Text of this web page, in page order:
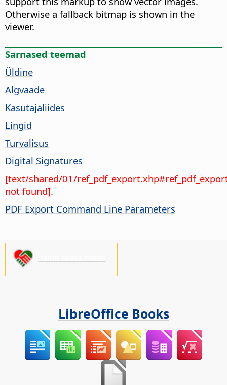
Otherwise a fallback bitmap is shown in the
viewer.
Sarnased teemad
Üldine
Algvaade
Kasutajaliides
Lingid
Turvalisus
Digital Signatures
[text/shared/01/
not found].
PDF Export Command Line Parameters
LibreOffice Books